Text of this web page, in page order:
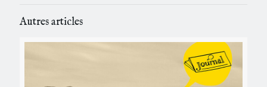
Autres articles